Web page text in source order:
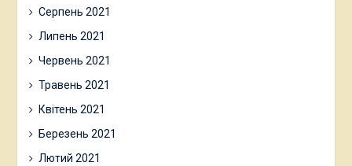
Серпень 2021
Липень 2021
Червень 2021
Травень 2021
Квітень 2021
Березень 2021
Лютий 2021